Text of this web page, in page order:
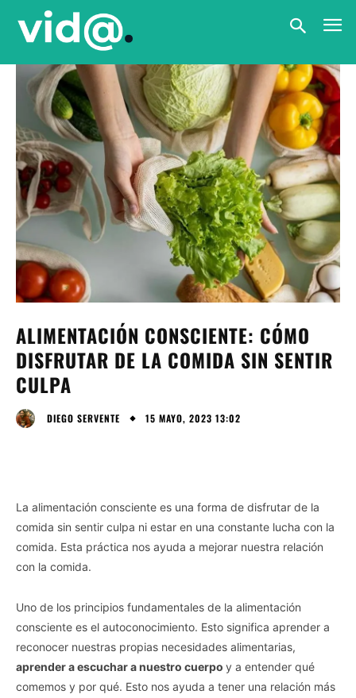
ALIMENTACIÓN CONSCIENTE: CÓMO
DISFRUTAR DE LA COMIDA SIN SENTIR
CULPA
DIEGO SERVENTE 15 MAYO, 2023 13:02
La alimentación consciente es una forma de disfrutar de la
comida sin sentir culpa ni estar en una constante lucha con la
comida. Esta práctica nos ayuda a mejorar nuestra relación
con la comida.
Uno de los principios fundamentales de la alimentación
consciente es el autoconocimiento. Esto significa aprender a
reconocer nuestras propias necesidades alimentarias,
aprender a escuchar a nuestro cuerpo y a entender qué
comemos y por qué. Esto nos ayuda a tener una relación más